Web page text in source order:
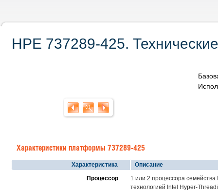
HPE 737289-425.
Характеристики платформы 737289-425
Характеристика
Описание
Процессор
1 или 2 процессора
технологией Intel Hyper-